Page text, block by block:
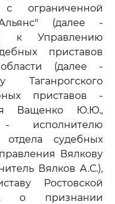
ограниченной
(далее -
к Управлению
приставов
(далее -
Таганрогского
приставов -
Ващенко Ю.Ю.,
исполнителю
отдела судебных
Вялкову
Вялков А.С.),
Ростовской
о признании